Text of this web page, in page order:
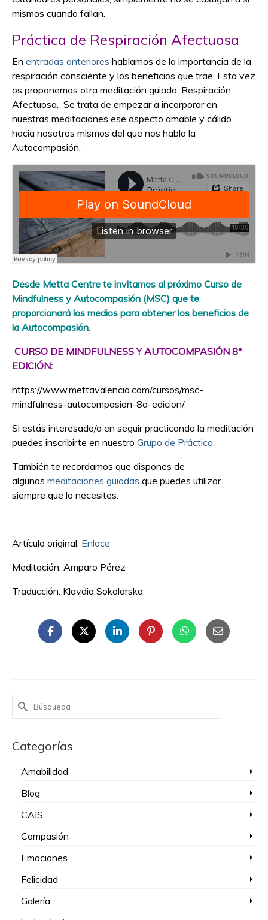
mismos cuando fallan.
Práctica de Respiración Afectuosa
En entradas anteriores hablamos de la importancia de la
respiración consciente y los beneficios que trae. Esta vez
os proponemos otra meditación guiada: Respiración
Afectuosa. Se trata de empezar a incorporar en
nuestras meditaciones ese aspecto amable y cálido
hacia nosotros mismos del que nos habla la
Autocompasión.
Desde Metta Centre te invitamos al próximo Curso de
Mindfulness y Autocompasión (MSC) que te
proporcionará los medios para obtener los beneficios de
la Autocompasión.
CURSO DE MINDFULNESS Y AUTOCOMPASIÓN 8ª
EDICIÓN:
https://www.mettavalencia.com/cursos/msc-
mindfulness-autocompasion-8a-edicion/
Si estás interesado/a en seguir practicando la meditación
puedes inscribirte en nuestro Grupo de Práctica
También te recordamos que dispones de
algunas meditaciones guiadas que puedes utilizar
siempre que lo necesites.
Artículo original: Enlace
Meditación: Amparo Pérez
Traducción: Klavdia Sokolarska
Buscar
por:
Categorías
Amabilidad
Blog
CAIS
Compasión
Emociones
Felicidad
Galería